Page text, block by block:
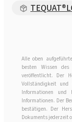
Alle oben
besten Wissen
veröffentlicht. Der
Vollständigkeit und
Informationen
Informationen. Der
bestätigen. Der
Dokuments jederzeit